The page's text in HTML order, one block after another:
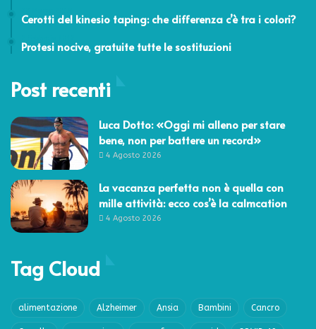
Cerotti del kinesio taping: che differenza c’è tra i colori?
Protesi nocive, gratuite tutte le sostituzioni
Post recenti
Luca Dotto: «Oggi mi alleno per stare
bene, non per battere un record»
4 Agosto 2026
La vacanza perfetta non è quella con
mille attività: ecco cos’è la calmcation
4 Agosto 2026
Tag Cloud
alimentazione Alzheimer Ansia Bambini Cancro